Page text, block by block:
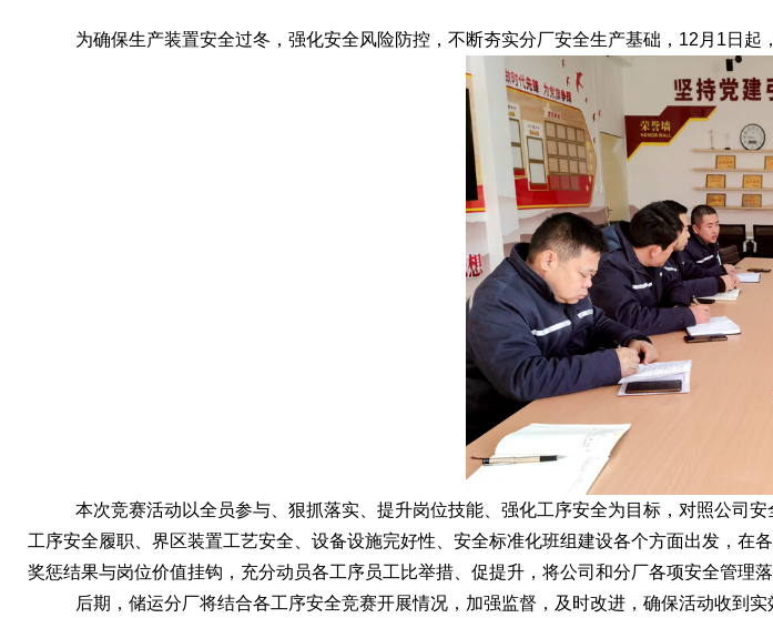
为确保生产装置安全过冬，强化安全风险防控，不断夯实分厂安全生产基础，12月1日
本次竞赛活动以全员参与、狠抓落实、提升岗位技能、强化工序安全为目标，对照公司
工序安全履职、界区装置工艺安全、设备设施完好性、安全标准化班组建设各个方面出发，
奖惩结果与岗位价值挂钩，充分动员各工序员工比举措、促提升，将公司和分厂各项安全管理落
后期，储运分厂将结合各工序安全竞赛开展情况，加强监督，及时改进，确保活动收到实